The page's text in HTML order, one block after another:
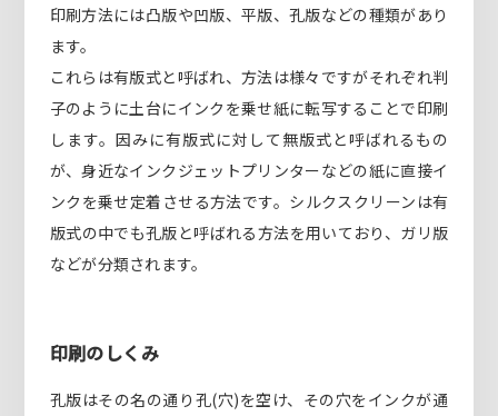
印刷方法には凸版や凹版、平版、孔版などの種類があり
ます。
これらは有版式と呼ばれ、方法は様々ですがそれぞれ判
子のように土台にインクを乗せ紙に転写することで印刷
します。因みに有版式に対して無版式と呼ばれるもの
が、身近なインクジェットプリンターなどの紙に直接イ
ンクを乗せ定着させる方法です。シルクスクリーンは有
版式の中でも孔版と呼ばれる方法を用いており、ガリ版
などが分類されます。
印刷のしくみ
孔版はその名の通り孔(穴)を空け、その穴をインクが通